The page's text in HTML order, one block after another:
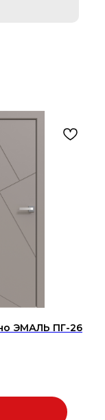
ЭМАЛЬ ПГ-26